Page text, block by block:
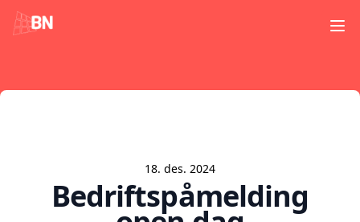
18. des. 2024
Bedriftspåmelding